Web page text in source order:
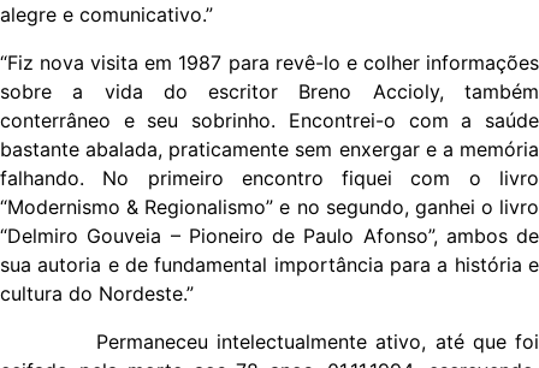
alegre e comunicativo.”
“Fiz nova visita em 1987 para revê-lo e colher informações
sobre a vida do escritor Breno Accioly, também
conterrâneo e seu sobrinho. Encontrei-o com a saúde
bastante abalada, praticamente sem enxergar e a memória
falhando. No primeiro encontro fiquei com o livro
“Modernismo & Regionalismo” e no segundo, ganhei o livro
“Delmiro Gouveia – Pioneiro de Paulo Afonso”, ambos de
sua autoria e de fundamental importância para a história e
cultura do Nordeste.”
Permaneceu intelectualmente ativo, até que foi